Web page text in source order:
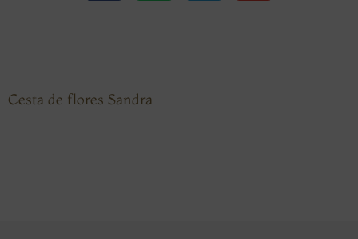
Cesta de flores Sandra